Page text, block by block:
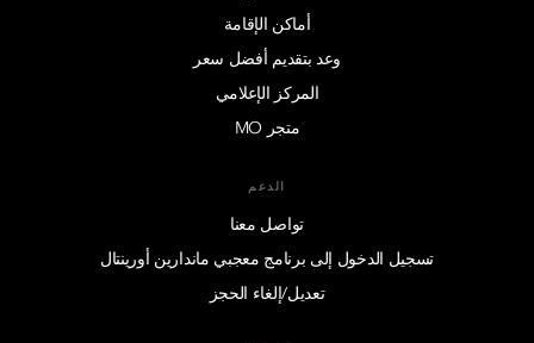
أماكن الإقامة
وعد بتقديم أفضل سعر
المركز الإعلامي
متجر MO
الدعم
تواصل معنا
تسجيل الدخول إلى برنامج معجبي ماندارين أورينتال
تعديل/إلغاء الحجز